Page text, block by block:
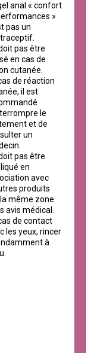
anal « confort
»
pas un
pas être
en cas de
cutanée.
de réaction
il est
le
et de
un
pas être
en
avec
produits
même zone
avis médical.
de contact
les yeux, rincer
à